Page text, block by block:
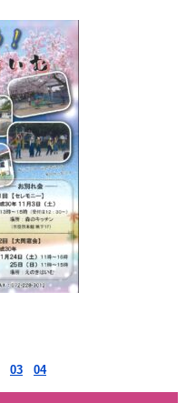
03 04